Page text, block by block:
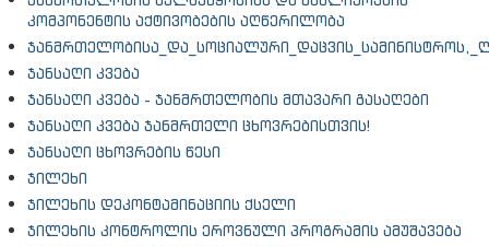
კომპონენტის აქტივობების აღწერილობა
ჯანსაღი კვება
ჯანსაღი კვება - ჯანმრთელობის მთავარი გასაღები
ჯანსაღი კვება ჯანმრთელი ცხოვრებისთვის!
ჯანსაღი ცხოვრების წესი
ჯილეხი
ჯილეხის დეკონტამინაციის ქსელი
ჯილეხის კონტროლის ეროვნული პროგრამის ამუშავება